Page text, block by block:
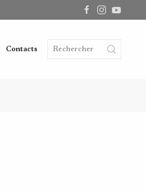
Contacts